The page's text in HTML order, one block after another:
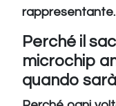
Perché il
microchip
quando